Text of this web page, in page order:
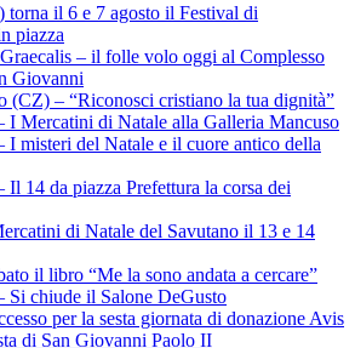
torna il 6 e 7 agosto il Festival di
piazza
– il folle volo oggi al Complesso
Giovanni
(CZ) – “Riconosci cristiano la tua dignità”
Mercatini di Natale alla Galleria Mancuso
misteri del Natale e il cuore antico della
14 da piazza Prefettura la corsa dei
di Natale del Savutano il 13 e 14
il libro “Me la sono andata a cercare”
chiude il Salone DeGusto
per la sesta giornata di donazione Avis
di San Giovanni Paolo II